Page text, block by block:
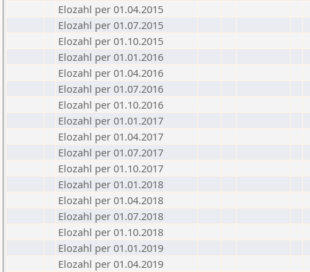
Elozahl per 01.04.2015
Elozahl per 01.07.2015
Elozahl per 01.10.2015
Elozahl per 01.01.2016
Elozahl per 01.04.2016
Elozahl per 01.07.2016
Elozahl per 01.10.2016
Elozahl per 01.01.2017
Elozahl per 01.04.2017
Elozahl per 01.07.2017
Elozahl per 01.10.2017
Elozahl per 01.01.2018
Elozahl per 01.04.2018
Elozahl per 01.07.2018
Elozahl per 01.10.2018
Elozahl per 01.01.2019
Elozahl per 01.04.2019